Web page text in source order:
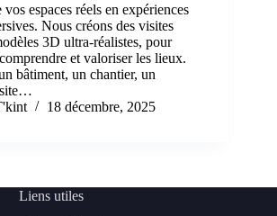
espaces réels en expériences
Nous créons des visites
3D ultra-réalistes, pour
et valoriser les lieux.
bâtiment, un chantier, un
site…
18 décembre, 2025
Liens utiles